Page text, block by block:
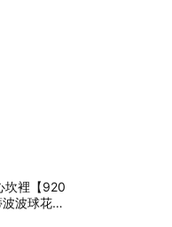
坎裡【920
波球花束
定格 (預